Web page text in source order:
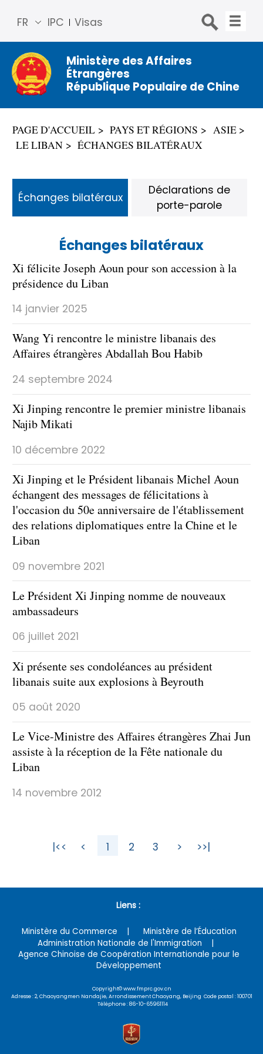
IPC Visas
FR
简体
中文
Engli
sh
Русс
Espa
ñol
Ministère des Affaires
Étrangères
République Populaire de Chine
PAGE D'ACCUEIL PAYS ET RÉGIONS
ASIE
LE LIBAN
ÉCHANGES BILATÉRAUX
Échanges bilatéraux
Xi félicite Joseph Aoun pour son accession à la
présidence du Liban
14 janvier 2025
Wang Yi rencontre le ministre libanais des
Affaires étrangères Abdallah Bou Habib
24 septembre 2024
Xi Jinping rencontre le premier ministre libanais
Najib Mikati
10 décembre 2022
Xi Jinping et le Président libanais Michel Aoun
échangent des messages de félicitations à
l'occasion du 50e anniversaire de l'établissement
des relations diplomatiques entre la Chine et le
Liban
09 novembre 2021
Le Président Xi Jinping nomme de nouveaux
ambassadeurs
06 juillet 2021
Xi présente ses condoléances au président
libanais suite aux explosions à Beyrouth
05 août 2020
Le Vice-Ministre des Affaires étrangères Zhai Jun
assiste à la réception de la Fête nationale du
Liban
14 novembre 2012
Échanges bilatéraux
Déclarations de
porte-parole
|<< < 1 2 3 > >>|
Liens :
Ministère du Commerce
Ministère de l’Éducation
Administration Nationale de l'Immigration
Agence Chinoise de Coopération Internationale pour le
Développement
Copyright© www.fmprc.gov.cn
Adresse : 2, Chaoyangmen Nandajie, Arrondissement Chaoyang, Beijing Code postal : 100701
Téléphone : 86-10-65961114